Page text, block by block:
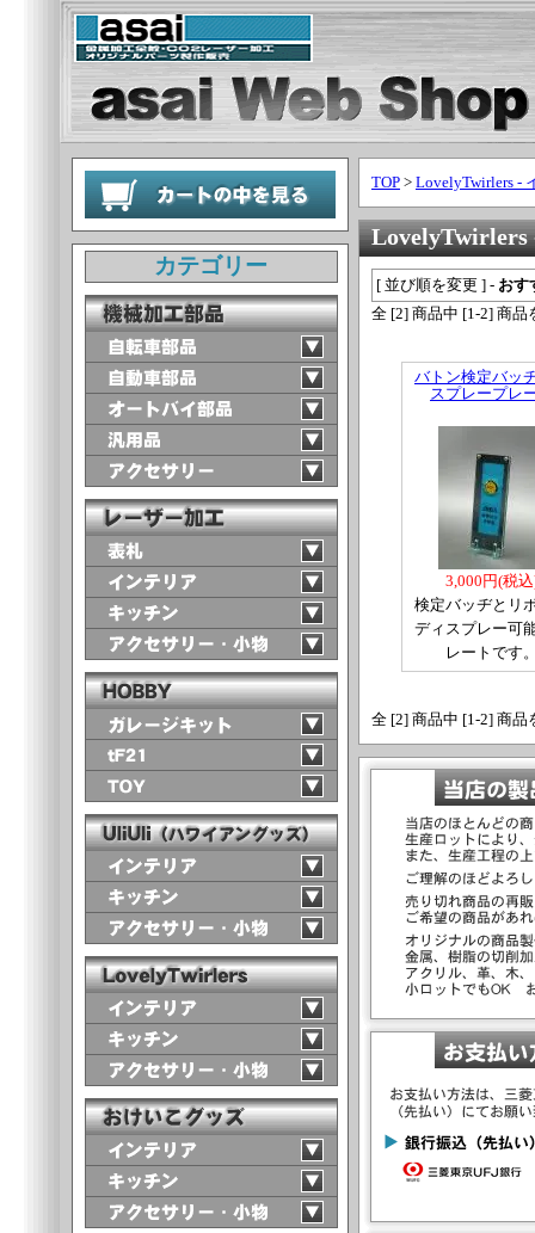
カテゴリー
TOP > LovelyTwirlers -
LovelyTwirlers
[ 並び順を変更 ] - おす
全 [2] 商品中 [1-2] 商品
バトン検定バッ
スプレープレ
3,000円(税
検定バッヂとリ
ディスプレー可
レートです
全 [2] 商品中 [1-2] 商品